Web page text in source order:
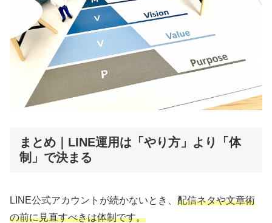
まとめ｜LINE運用は「やり方」より「体
制」で決まる
LINE公式アカウントが続かないとき、 配信ネタや文章術
の前に見直すべきは体制です。